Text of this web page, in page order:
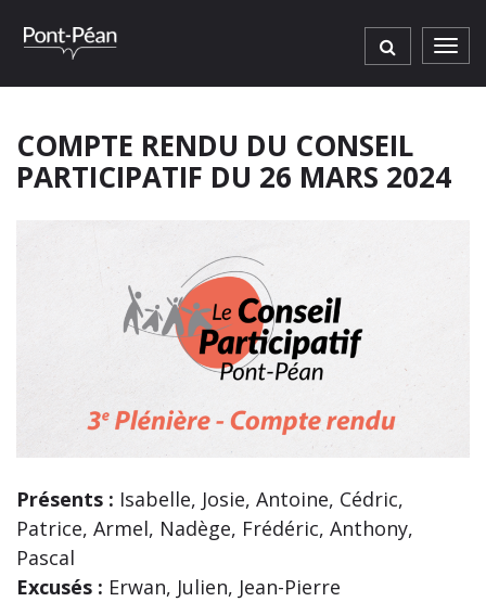
COMPTE RENDU DU CONSEIL
PARTICIPATIF DU 26 MARS 2024
Présents : Isabelle, Josie, Antoine, Cédric,
Patrice, Armel, Nadège, Frédéric, Anthony,
Pascal
Excusés : Erwan, Julien, Jean-Pierre